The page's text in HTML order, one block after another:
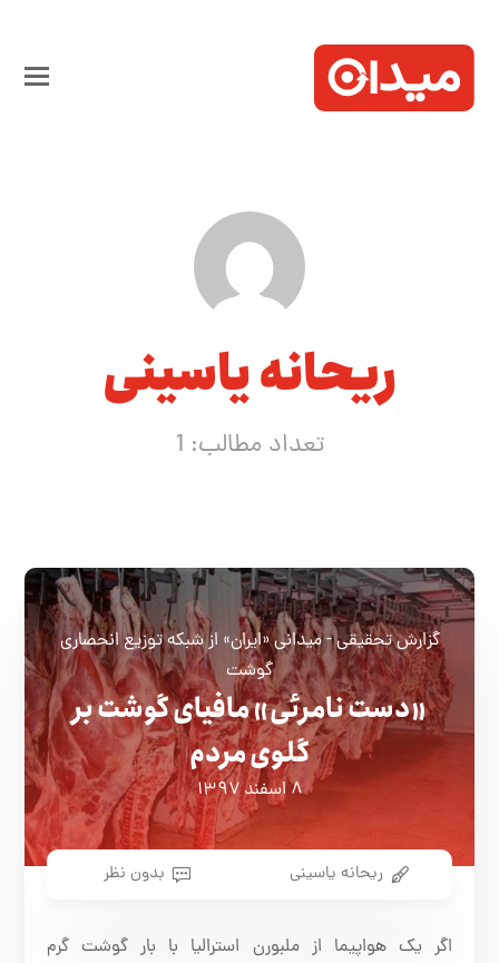
ریحانه یاسینی
تعداد مطالب: 1
گزارش تحقیقی - میدانی «ایران» از شبکه توزیع انحصاری
گوشت
«دست نامرئی» مافیای گوشت بر
گلوی مردم
۸ اسفند ۱۳۹۷
ریحانه یاسینی بدون نظر
اگر یک هواپیما از ملبورن استرالیا با بار گوشت گرم